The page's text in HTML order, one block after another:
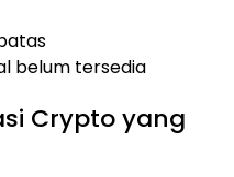
belum tersedia
Crypto yang